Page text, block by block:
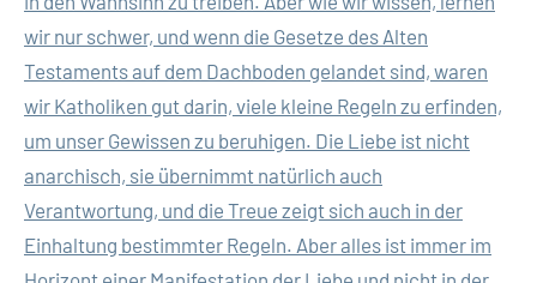
wir nur schwer, und wenn die Gesetze des Alten
Testaments auf dem Dachboden gelandet sind, waren
wir Katholiken gut darin, viele kleine Regeln zu erfinden,
um unser Gewissen zu beruhigen. Die Liebe ist nicht
anarchisch, sie übernimmt natürlich auch
Verantwortung, und die Treue zeigt sich auch in der
Einhaltung bestimmter Regeln. Aber alles ist immer im